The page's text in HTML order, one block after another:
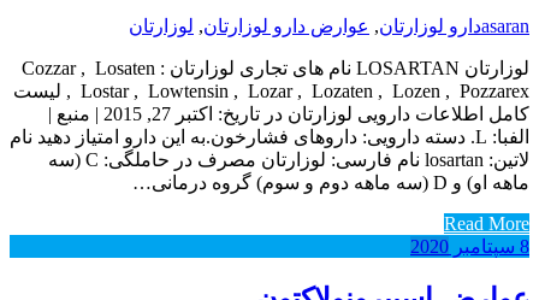
asaranدارو لوزارتان, عوارض دارو لوزارتان, لوزارتان
لوزارتان LOSARTAN نام های تجاری لوزارتان : Cozzar , Losaten
, Lostar , Lowtensin , Lozar , Lozaten , Lozen , Pozzarex لیست
کامل اطلاعات دارویی لوزارتان در تاریخ: اکتبر 27, 2015 | منبع |
الفبا: L. دسته دارویی: داروهای فشارخون.به این دارو امتیاز دهید نام
لاتین: losartan نام فارسی: لوزارتان مصرف در حاملگی: C (سه
ماهه او) و D (سه ماهه دوم و سوم) گروه درمانی…
Read More
8 سپتامبر 2020